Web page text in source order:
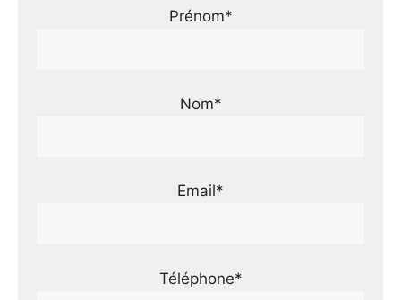
Prénom*
Nom*
Email*
Téléphone*